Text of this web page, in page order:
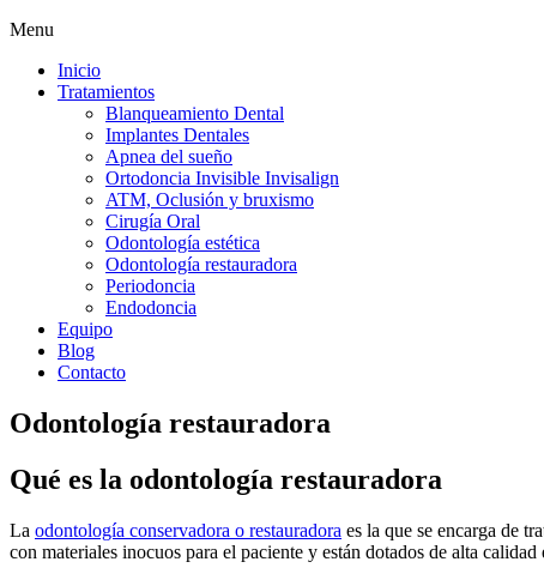
Menu
Inicio
Tratamientos
Blanqueamiento Dental
Implantes Dentales
Apnea del sueño
Ortodoncia Invisible Invisalign
ATM, Oclusión y bruxismo
Cirugía Oral
Odontología estética
Odontología restauradora
Periodoncia
Endodoncia
Equipo
Blog
Contacto
Odontología restauradora
Qué es la odontología restauradora
La odontología conservadora o restauradora es la que se encarga de
con materiales inocuos para el paciente y están dotados de alta